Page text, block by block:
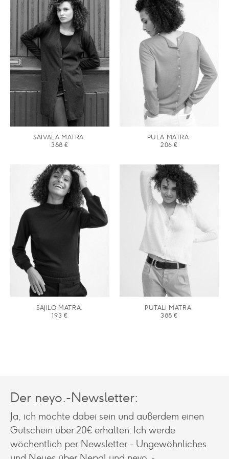
SAIVALA MATRA.
388€
PULA MATRA.
206€
SAJILO MATRA.
193 €
PUTALI MATRA.
388€
Der neyo.-Newsletter:
Ja, ich möchte dabei sein und außerdem einen
Gutschein über 20€ erhalten. Ich werde
wöchentlich per Newsletter - Ungewöhnliches